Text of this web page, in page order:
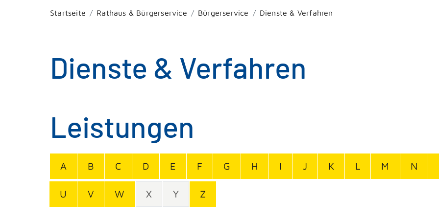
Startseite Rathaus & Bürgerservice Bürgerservice Dienste & Verfahren
Dienste & Verfahren
Leistungen
A B C D E F G H I J K L M N
U V W X Y Z